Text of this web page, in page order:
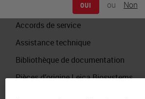
OUI ou Non
Formulaire de demande de service
Accords de service
Assistance technique
Bibliothèque de documentation
Pièces d’origine Leica Biosystems